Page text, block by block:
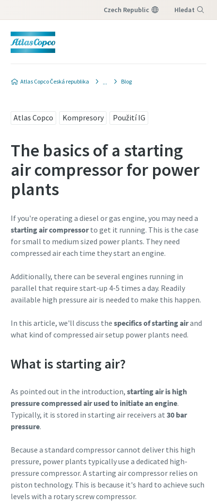
Czech Republic Hledat
Atlas Copco Česká republika Blog
Atlas Copco Kompresory Použití IG
The basics of a starting
air compressor for power
plants
If you're operating a diesel or gas engine, you may need a
starting air compressorto get it running. This is the case
for small to medium sized power plants. They need
compressed air each time they start an engine.
Additionally, there can be several engines running in
parallel that require start-up 4-5 times a day. Readily
available high pressure air is needed to make this happen.
In this article, we'll discuss the specifics of starting airand
what kind of compressed air setup power plants need.
What is starting air?
As pointed out in the introduction, starting air is high
pressure compressed air used to initiate an engine.
Typically, it is stored in starting air receivers at 30 bar
pressure.
Because a standard compressor cannot deliver this high
pressure, power plants typically use a dedicated high-
pressure compressor. A starting air compressor relies on
piston technology. This is because it's hard to achieve such
levels with a rotary screw compressor.
Kontaktujte nás
odborníků
symbolem (*).
Osobní údaje
Jméno
Příjmení
Telefon
Další informace
Země
Město
PSČ
Žádost
Kontaktujte nás
odborníků
symbolem (*).
Osobní údaje
Jméno
Příjmení
Telefon
Další informace
Země
Město
PSČ
Žádost